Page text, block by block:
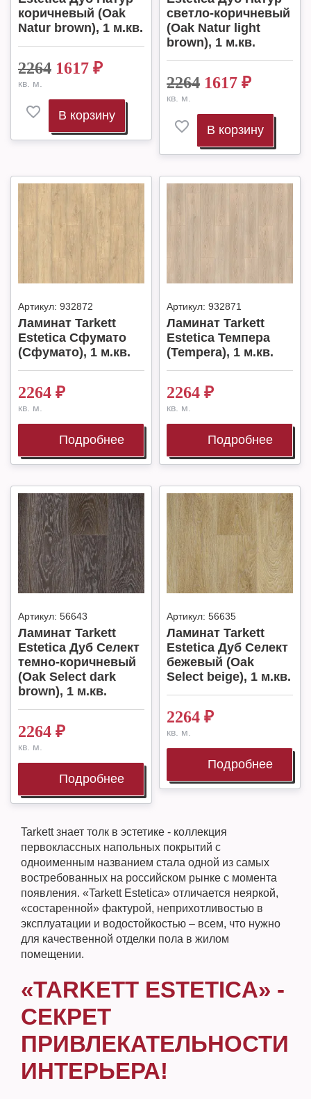
коричневый (Oak
Natur brown), 1 м.кв.
2264 1617 ₽
кв. м.
В корзину
светло-коричневый
(Oak Natur light
brown), 1 м.кв.
2264 1617 ₽
кв. м.
В корзину
Артикул: 932872
Ламинат Tarkett
Estetica Сфумато
(Сфумато), 1 м.кв.
2264 ₽
кв. м.
Подробнее
Артикул: 932871
Ламинат Tarkett
Estetica Темпера
(Tempera), 1 м.кв.
2264 ₽
кв. м.
Подробнее
Артикул: 56643
Ламинат Tarkett
Estetica Дуб Селект
темно-коричневый
(Oak Select dark
brown), 1 м.кв.
2264 ₽
кв. м.
Подробнее
Артикул: 56635
Ламинат Tarkett
Estetica Дуб Селект
бежевый (Oak
Select beige), 1 м.кв.
2264 ₽
кв. м.
Подробнее
Tarkett знает толк в эстетике - коллекция
первоклассных напольных покрытий с
одноименным названием стала одной из самых
востребованных на российском рынке с момента
появления. «Tarkett Estetica» отличается неяркой,
«состаренной» фактурой, неприхотливостью в
эксплуатации и водостойкостью – всем, что нужно
для качественной отделки пола в жилом
помещении.
«TARKETT ESTETICA» -
СЕКРЕТ
ПРИВЛЕКАТЕЛЬНОСТИ
ИНТЕРЬЕРА!